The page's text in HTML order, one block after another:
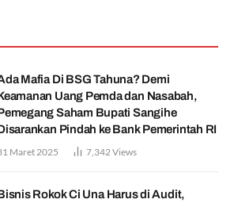
Mafia Di BSG Tahuna? Demi
Uang Pemda dan Nasabah,
Saham Bupati Sangihe
Pindah ke Bank Pemerintah RI
Maret 2025 7,342 Views
Rokok Ci Una Harus di Audit,